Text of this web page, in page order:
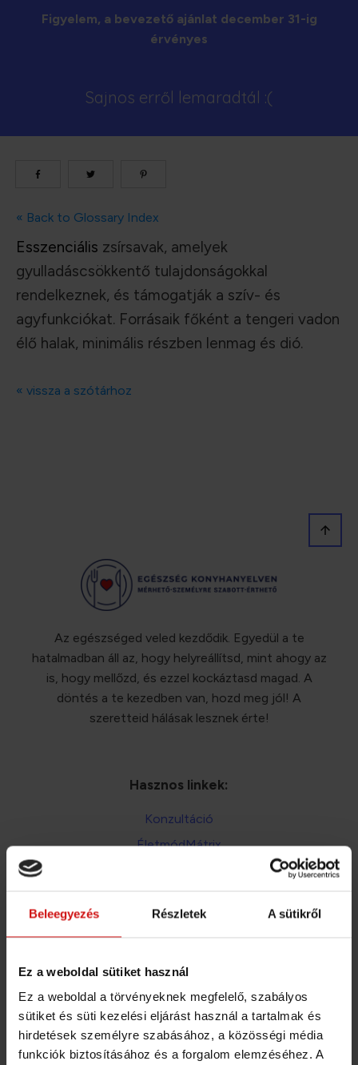
Beleegyezés Részletek A sütikről
Ez a weboldal sütiket használ
Ez a weboldal a törvényeknek megfelelő, szabályos
sütiket és süti kezelési eljárást használ a tartalmak és
hirdetések személyre szabásához, a közösségi média
funkciók biztosításához és a forgalom elemzéséhez. A
Figyelem, a bevezető ajánlat december 31-ig
érvényes
Sajnos erről lemaradtál :(
« Back to Glossary Index
Esszenciális zsírsavak, amelyek
gyulladáscsökkentő tulajdonságokkal
rendelkeznek, és támogatják a szív- és
agyfunkciókat. Forrásaik főként a tengeri vadon
élő halak, minimális részben lenmag és dió.
« vissza a szótárhoz
Az egészséged veled kezdődik. Egyedül a te
hatalmadban áll az, hogy helyreállítsd, mint ahogy az
is, hogy mellőzd, és ezzel kockáztasd magad. A
döntés a te kezedben van, hozd meg jól! A
szeretteid hálásak lesznek érte!
Hasznos linkek:
Konzultáció
ÉletmódMátrix
Adatkezelési téjékoztató
A bankkártya és átutalás mellett mostantól már
is fizethetsz!
Részletek: aFizetési lehetőségek aloldalon